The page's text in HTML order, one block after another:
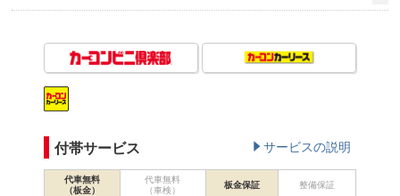
付帯サービス サービスの説明
代車無料
（板金）
代車無料
（車検）
板金保証 整備保証